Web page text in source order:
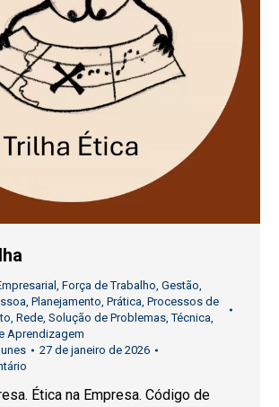
Força de Trabalho Gestão
Planejamento Prática Processos de
Rede Solução de Problemas ,Técnica
Aprendizagem
27 de janeiro de 2026
Ética na Empresa. Código de